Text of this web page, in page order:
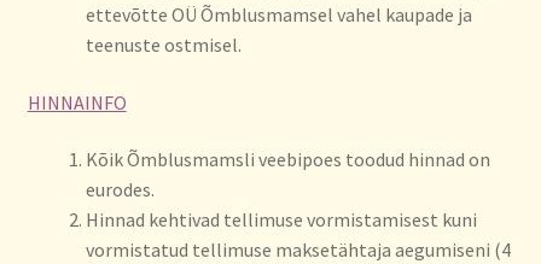
ettevõtte OÜ Õmblusmamsel vahel kaupade ja
teenuste ostmisel.
HINNAINFO
Kõik Õmblusmamsli veebipoes toodud hinnad on
eurodes.
Hinnad kehtivad tellimuse vormistamisest kuni
vormistatud tellimuse maksetähtaja aegumiseni (4